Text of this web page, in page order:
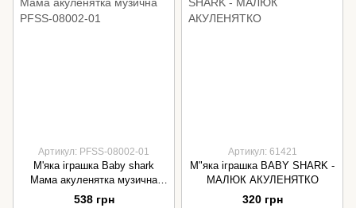
Артикул: PFSS-08002-01
М'яка іграшка Baby shark
Мама акуленятка музична
PFSS-08002-01
538 грн
Артикул: 61421
М"яка іграшка BABY SHARK -
МАЛЮК АКУЛЕНЯТКО
320 грн